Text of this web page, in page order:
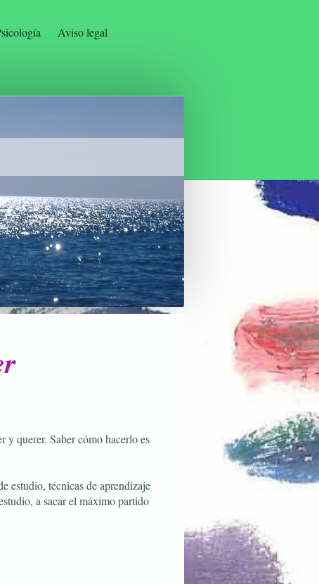
Aviso legal
y querer. Saber cómo hacerlo es
estudio, técnicas de aprendizaje
a sacar el máximo partido